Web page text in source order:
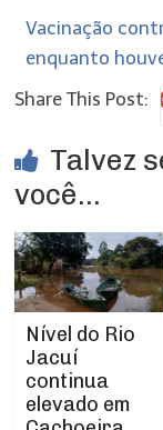
Vacinação
enquanto
Share This Post:
Talvez
você...
Nível do Rio
Jacuí
continua
elevado em